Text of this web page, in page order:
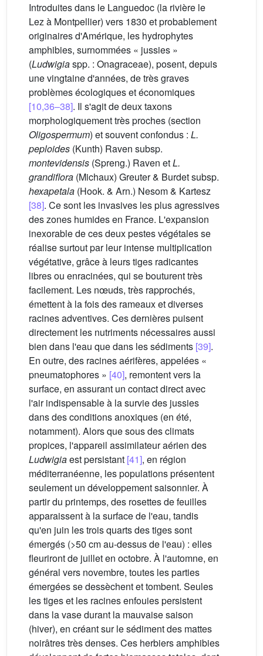
Introduites dans le Languedoc (la rivière le
Lez à Montpellier) vers 1830 et probablement
originaires d'Amérique, les hydrophytes
amphibies, surnommées « jussies »
(Ludwigiaspp. : Onagraceae), posent, depuis
une vingtaine d'années, de très graves
problèmes écologiques et économiques
[10,36–38]. Il s'agit de deux taxons
morphologiquement très proches (section
Oligospermum) et souvent confondus : L.
peploides (Kunth) Raven subsp.
montevidensis (Spreng.) Raven etL.
grandiflora (Michaux) Greuter & Burdet subsp.
hexapetala (Hook. & Arn.) Nesom & Kartesz
[38]. Ce sont les invasives les plus agressives
des zones humides en France. L'expansion
inexorable de ces deux pestes végétales se
réalise surtout par leur intense multiplication
végétative, grâce à leurs tiges radicantes
libres ou enracinées, qui se bouturent très
facilement. Les nœuds, très rapprochés,
émettent à la fois des rameaux et diverses
racines adventives. Ces dernières puisent
directement les nutriments nécessaires aussi
bien dans l'eau que dans les sédiments [39].
En outre, des racines aérifères, appelées «
pneumatophores » [40], remontent vers la
surface, en assurant un contact direct avec
l'air indispensable à la survie des jussies
dans des conditions anoxiques (en été,
notamment). Alors que sous des climats
propices, l'appareil assimilateur aérien des
Ludwigiaest persistant [41], en région
méditerranéenne, les populations présentent
seulement un développement saisonnier. À
partir du printemps, des rosettes de feuilles
apparaissent à la surface de l'eau, tandis
qu'en juin les trois quarts des tiges sont
émergés (>50 cm au-dessus de l'eau) : elles
fleuriront de juillet en octobre. À l'automne, en
général vers novembre, toutes les parties
émergées se dessèchent et tombent. Seules
les tiges et les racines enfouies persistent
dans la vase durant la mauvaise saison
(hiver), en créant sur le sédiment des mattes
noirâtres très denses. Ces herbiers amphibies